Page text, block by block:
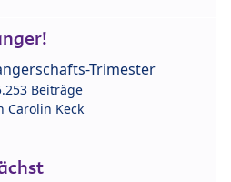
Trimester
Beiträge
Carolin Keck